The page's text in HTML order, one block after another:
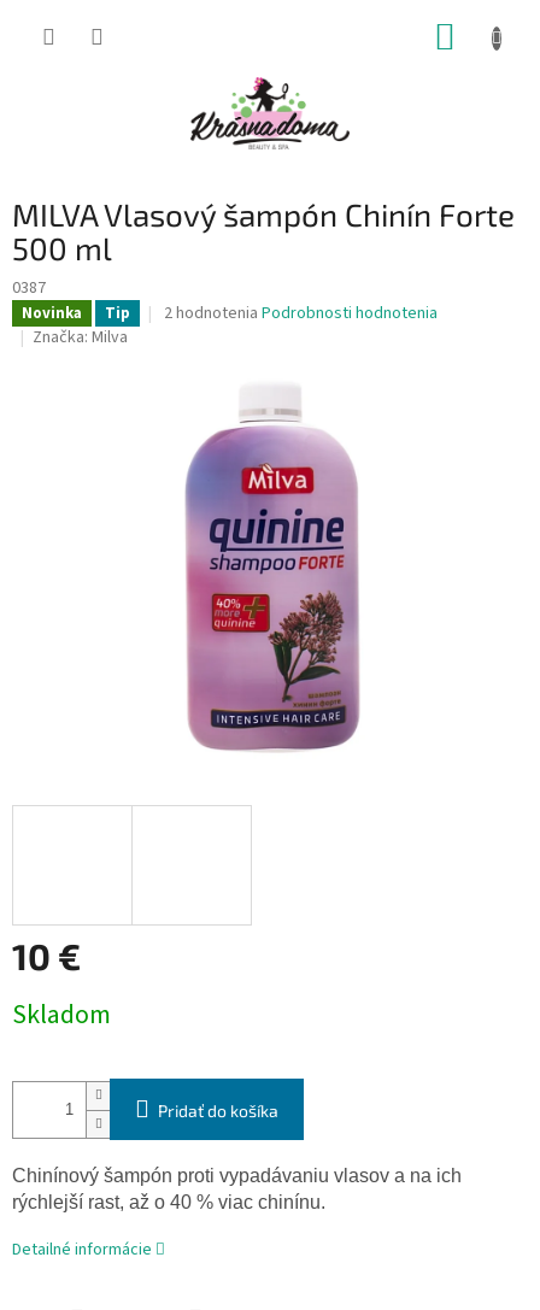
MILVA Vlasový šampón Chinín Forte
500 ml
0387
Novinka Tip
Priemerné
hviezdičiek.
2 hodnotenia Podrobnosti hodnotenia
Značka: Milva
10 €
cena:
Skladom
Pridať do košíka
Chinínový šampón proti vypadávaniu vlasov a na ich
rýchlejší rast, až o 40 % viac chinínu.
Detailné informácie